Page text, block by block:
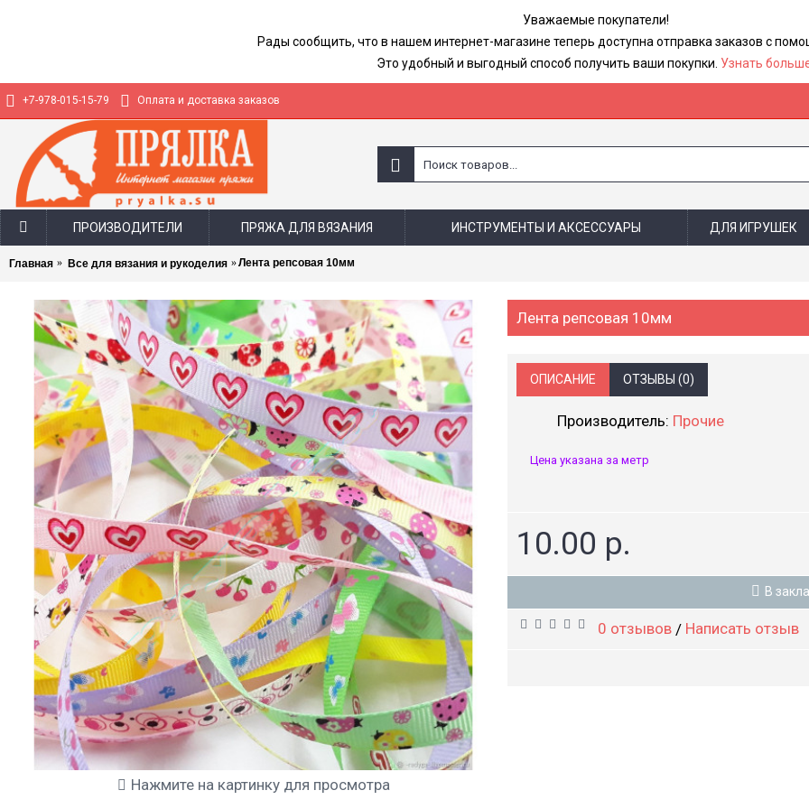
Уважаемые покупатели!
Рады сообщить, что в нашем интернет-магазине теперь доступна отправка заказов с
Это удобный и выгодный способ получить ваши покупки. Узнать
+7-978-015-15-79 Оплата и доставка заказов
ПРОИЗВОДИТЕЛИ ПРЯЖА ДЛЯ ВЯЗАНИЯ ИНСТРУМЕНТЫ И АКСЕССУАРЫ ДЛЯ ИГРУШЕК
Главная Все для вязания и рукоделия Лента репсовая 10мм
Нажмите на картинку для просмотра
Лента репсовая 10мм
ОПИСАНИЕ ОТЗЫВЫ (0)
Производитель: Прочие
Цена указана за метр
10.00 р.
В
0 отзывов/ Написать отзыв